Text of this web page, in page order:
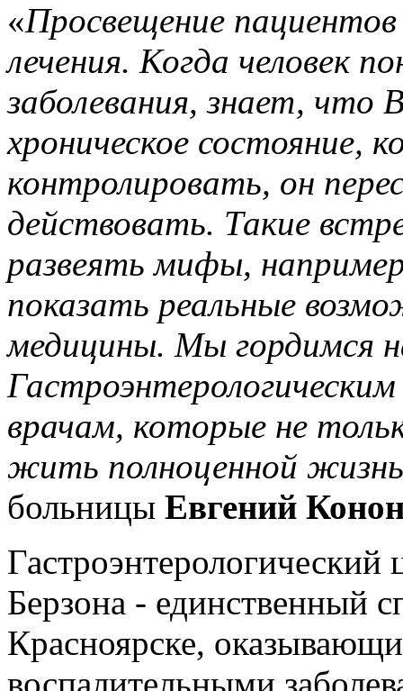
«Просвещение
лечения. Когда человек
заболевания, знает, что
хроническое состояние,
контролировать, он
действовать. Такие
развеять мифы,
показать реальные
медицины. Мы гордимся
врачам, которые не
жить полноценной
больницы Евгений
Берзона - единственный
Красноярске,